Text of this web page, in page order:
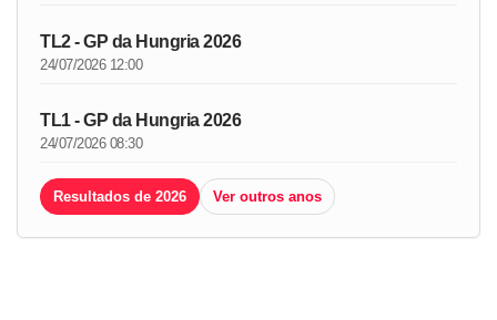
TL2 - GP da Hungria 2026
24/07/2026 12:00
TL1 - GP da Hungria 2026
24/07/2026 08:30
Resultados de 2026 Ver outros anos